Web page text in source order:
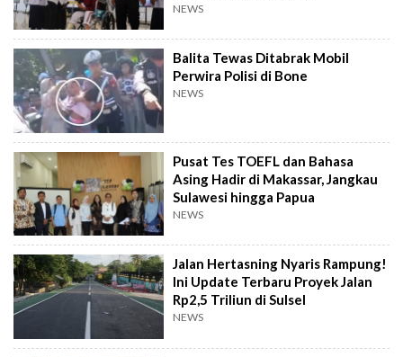
NEWS
Balita Tewas Ditabrak Mobil
Perwira Polisi di Bone
NEWS
Pusat Tes TOEFL dan Bahasa
Asing Hadir di Makassar, Jangkau
Sulawesi hingga Papua
NEWS
Jalan Hertasning Nyaris Rampung!
Ini Update Terbaru Proyek Jalan
Rp2,5 Triliun di Sulsel
NEWS